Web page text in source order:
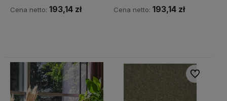
Cena netto: 193,14 zł Cena netto: 193,14 zł
Do